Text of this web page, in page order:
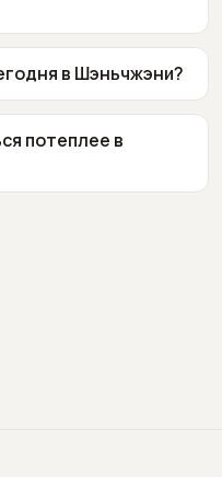
в Шэньчжэни?
потеплее в